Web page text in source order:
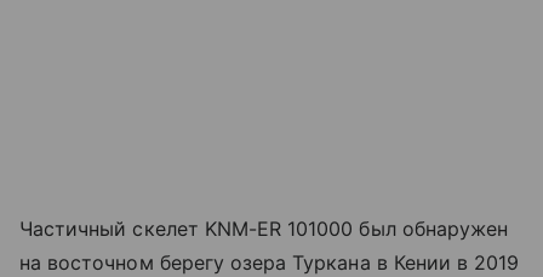
Частичный скелет KNM-ER 101000 был обнаружен
на восточном берегу озера Туркана в Кении в 2019